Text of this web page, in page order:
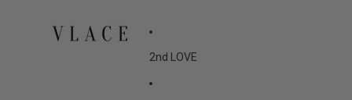
2nd LOVE